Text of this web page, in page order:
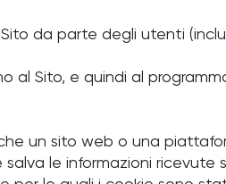
da parte degli utenti
Sito, e quindi al
un sito web o una
le informazioni ricevute